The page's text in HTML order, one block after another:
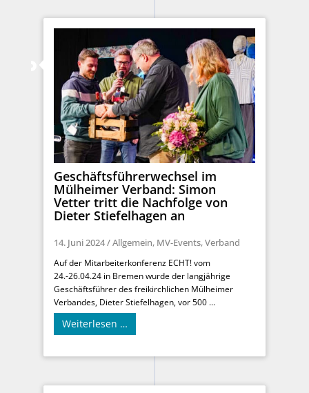
Geschäftsführerwechsel im
Mülheimer Verband: Simon
Vetter tritt die Nachfolge von
Dieter Stiefelhagen an
14. Juni 2024/Allgemein, MV-Events,Verband
Auf der Mitarbeiterkonferenz ECHT! vom
24.-26.04.24 in Bremen wurde der langjährige
Geschäftsführer des freikirchlichen Mülheimer
Verbandes, Dieter Stiefelhagen, vor 500 ...
Weiterlesen …